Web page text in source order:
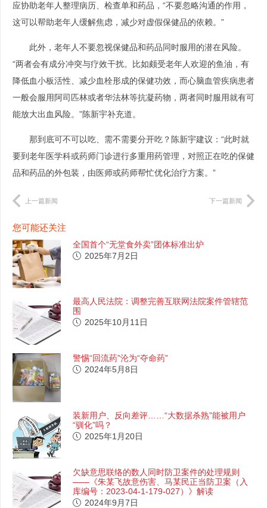
应协助老年人整理病历、检查单和药品，“不要忽略沟通的作用，
这可以帮助老年人缓解焦虑，减少对虚假保健品的依赖。”
此外，老年人不要忽视保健品和药品同时服用的潜在风险。
“两者会有成分冲突与疗效干扰。比如颇受老年人欢迎的鱼油，有
降低血小板活性、减少血栓形成的保健功效，而心脑血管疾病患者
一般会服用阿司匹林或者华法林等抗凝药物，两者同时服用就有可
能放大出血风险。”陈新宇补充道。
那到底可不可以吃、需不需要分开吃？陈新宇建议：“此时就
要到老年医学科或药师门诊进行多重用药管理，对照正在吃的保健
品和药品的外包装，由医师或药师帮忙优化治疗方案。”
上一篇新闻 下一篇新闻
您可能还关注
全国首个“无堂食外卖”团体标准出炉
2025年7月2日
最高人民法院：调整完善互联网法院案件管辖范
围
2025年10月11日
警惕“回流药”沦为“夺命药”
2024年5月8日
装新用户、反向差评……“大数据杀熟”能被用户
“驯化”吗？
2025年1月20日
欠缺意思联络的数人同时防卫案件的处理规则
——《朱某飞故意伤害、马某民正当防卫案（入
库编号：2023-04-1-179-027）》解读
2024年9月7日